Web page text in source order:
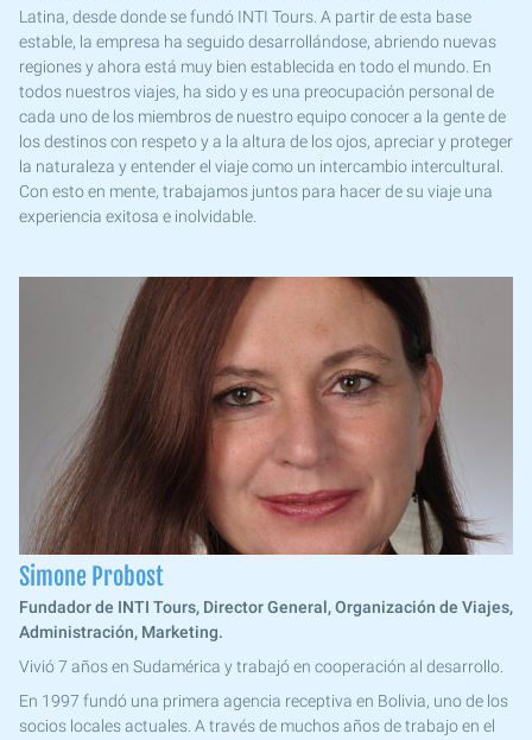
Latina, desde donde se fundó INTI Tours. A partir de esta base
estable, la empresa ha seguido desarrollándose, abriendo nuevas
regiones y ahora está muy bien establecida en todo el mundo. En
todos nuestros viajes, ha sido y es una preocupación personal de
cada uno de los miembros de nuestro equipo conocer a la gente de
los destinos con respeto y a la altura de los ojos, apreciar y proteger
la naturaleza y entender el viaje como un intercambio intercultural.
Con esto en mente, trabajamos juntos para hacer de su viaje una
experiencia exitosa e inolvidable.
Simone Probost
Fundador de INTI Tours, Director General, Organización de Viajes,
Administración, Marketing.
Vivió 7 años en Sudamérica y trabajó en cooperación al desarrollo.
En 1997 fundó una primera agencia receptiva en Bolivia, uno de los
socios locales actuales. A través de muchos años de trabajo en el